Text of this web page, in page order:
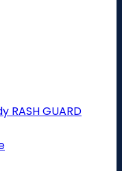
RASH GUARD